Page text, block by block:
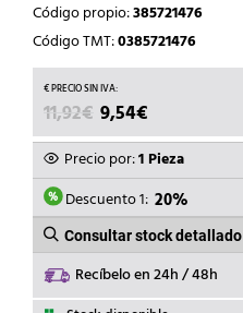
Código propio:385721476
Código TMT:0385721476
11,92€ EL
PRECIO
ORIGINAL
ERA:
11,92€.
9,54€
PRECIO
ACTUAL
ES:
9,54€.
Precio por:1 Pieza
Descuento 1: 20%
Consultar stock detallado
Recíbelo en 24h / 48h